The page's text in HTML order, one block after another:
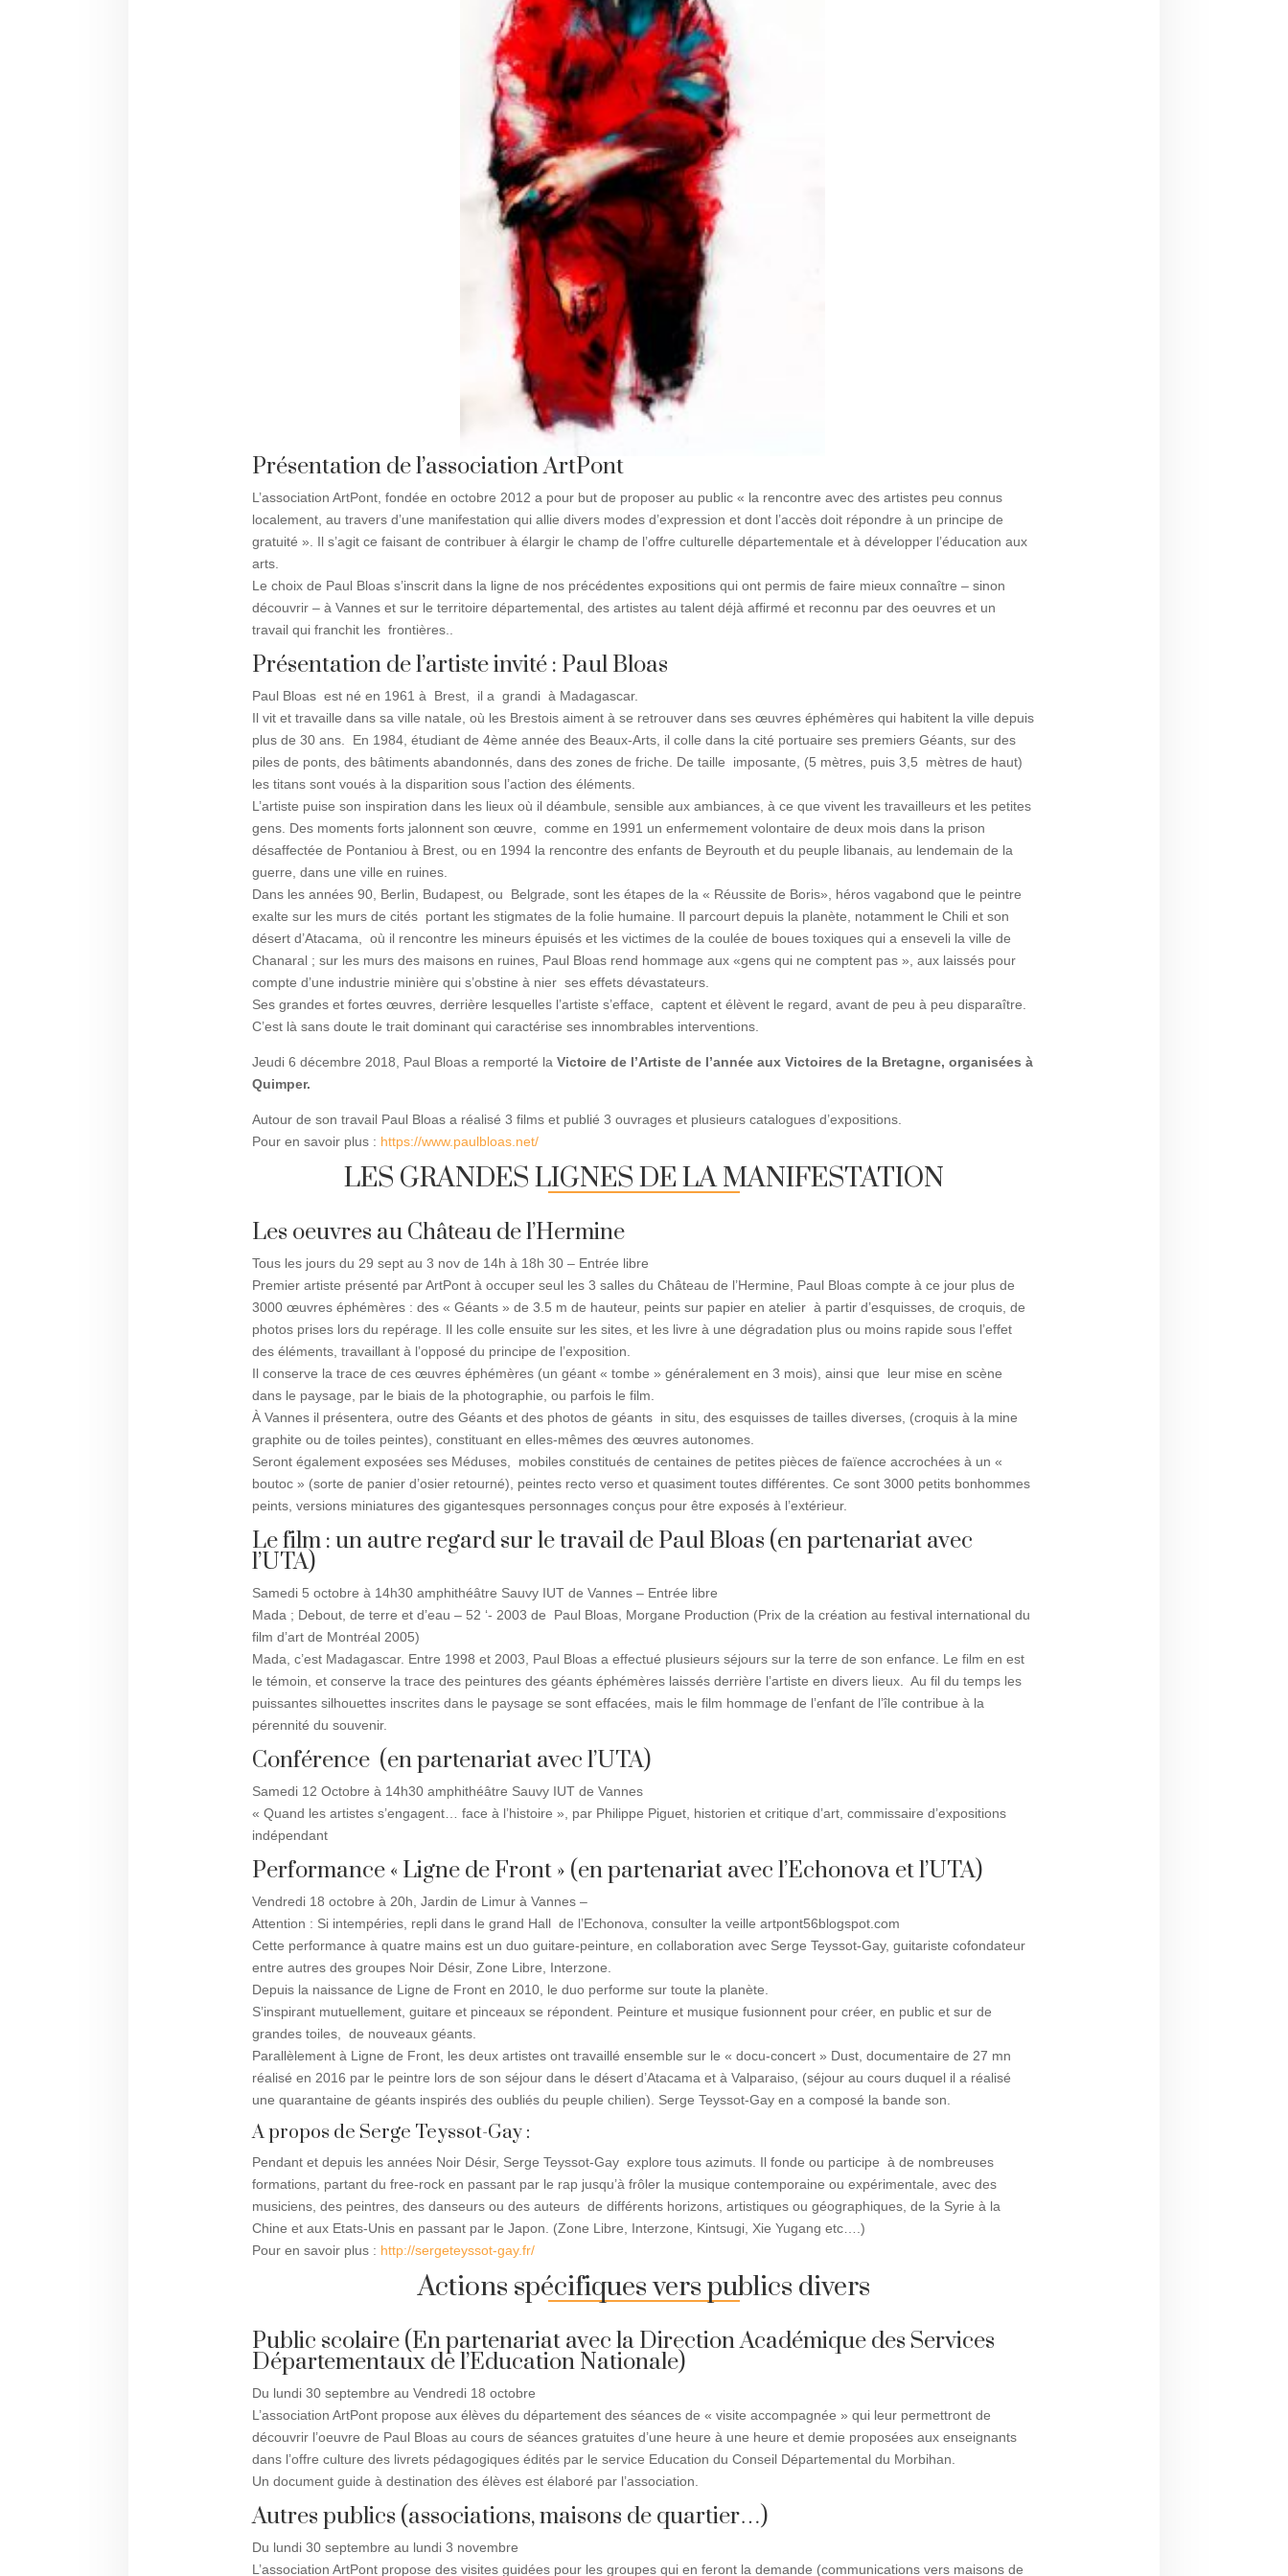
Présentation de l’association ArtPont
L’association ArtPont, fondée en octobre 2012 a pour but de proposer au public « la rencontre avec des artistes peu connus
localement, au travers d’une manifestation qui allie divers modes d’expression et dont l’accès doit répondre à un principe de
gratuité ». Il s’agit ce faisant de contribuer à élargir le champ de l’offre culturelle départementale et à développer l’éducation aux
arts.
Le choix de Paul Bloas s’inscrit dans la ligne de nos précédentes expositions qui ont permis de faire mieux connaître – sinon
découvrir – à Vannes et sur le territoire départemental, des artistes au talent déjà affirmé et reconnu par des oeuvres et un
travail qui franchit les frontières..
Présentation de l’artiste invité : Paul Bloas
Paul Bloas est né en 1961 à Brest, il a grandi à Madagascar.
Il vit et travaille dans sa ville natale, où les Brestois aiment à se retrouver dans ses œuvres éphémères qui habitent la ville depuis
plus de 30 ans. En 1984, étudiant de 4ème année des Beaux-Arts, il colle dans la cité portuaire ses premiers Géants, sur des
piles de ponts, des bâtiments abandonnés, dans des zones de friche. De taille imposante, (5 mètres, puis 3,5 mètres de haut)
les titans sont voués à la disparition sous l’action des éléments.
L’artiste puise son inspiration dans les lieux où il déambule, sensible aux ambiances, à ce que vivent les travailleurs et les petites
gens. Des moments forts jalonnent son œuvre, comme en 1991 un enfermement volontaire de deux mois dans la prison
désaffectée de Pontaniou à Brest, ou en 1994 la rencontre des enfants de Beyrouth et du peuple libanais, au lendemain de la
guerre, dans une ville en ruines.
Dans les années 90, Berlin, Budapest, ou Belgrade, sont les étapes de la « Réussite de Boris», héros vagabond que le peintre
exalte sur les murs de cités portant les stigmates de la folie humaine. Il parcourt depuis la planète, notamment le Chili et son
désert d’Atacama, où il rencontre les mineurs épuisés et les victimes de la coulée de boues toxiques qui a enseveli la ville de
Chanaral ; sur les murs des maisons en ruines, Paul Bloas rend hommage aux «gens qui ne comptent pas », aux laissés pour
compte d’une industrie minière qui s’obstine à nier ses effets dévastateurs.
Ses grandes et fortes œuvres, derrière lesquelles l’artiste s’efface, captent et élèvent le regard, avant de peu à peu disparaître.
C’est là sans doute le trait dominant qui caractérise ses innombrables interventions.
Jeudi 6 décembre 2018, Paul Bloas a remporté laVictoire de l’Artiste de l’année aux Victoires de la Bretagne, organisées à
Quimper.
Autour de son travail Paul Bloas a réalisé 3 films et publié 3 ouvrages et plusieurs catalogues d’expositions.
Pour en savoir plus : https://www.paulbloas.net/
LES GRANDES LIGNES DE LA MANIFESTATION
Les oeuvres au Château de l’Hermine
Tous les jours du 29 sept au 3 nov de 14h à 18h 30 – Entrée libre
Premier artiste présenté par ArtPont à occuper seul les 3 salles du Château de l’Hermine, Paul Bloas compte à ce jour plus de
3000 œuvres éphémères : des « Géants » de 3.5 m de hauteur, peints sur papier en atelier à partir d’esquisses, de croquis, de
photos prises lors du repérage. Il les colle ensuite sur les sites, et les livre à une dégradation plus ou moins rapide sous l’effet
des éléments, travaillant à l’opposé du principe de l’exposition.
Il conserve la trace de ces œuvres éphémères (un géant « tombe » généralement en 3 mois), ainsi que leur mise en scène
dans le paysage, par le biais de la photographie, ou parfois le film.
À Vannes il présentera, outre des Géants et des photos de géants in situ, des esquisses de tailles diverses, (croquis à la mine
graphite ou de toiles peintes), constituant en elles-mêmes des œuvres autonomes.
Seront également exposées ses Méduses, mobiles constitués de centaines de petites pièces de faïence accrochées à un «
boutoc » (sorte de panier d’osier retourné), peintes recto verso et quasiment toutes différentes. Ce sont 3000 petits bonhommes
peints, versions miniatures des gigantesques personnages conçus pour être exposés à l’extérieur.
Le film : un autre regard sur le travail de Paul Bloas (en partenariat avec
l’UTA)
Samedi 5 octobre à 14h30 amphithéâtre Sauvy IUT de Vannes – Entrée libre
Mada ; Debout, de terre et d’eau – 52 ‘- 2003 de Paul Bloas, Morgane Production (Prix de la création au festival international du
film d’art de Montréal 2005)
Mada, c’est Madagascar. Entre 1998 et 2003, Paul Bloas a effectué plusieurs séjours sur la terre de son enfance. Le film en est
le témoin, et conserve la trace des peintures des géants éphémères laissés derrière l’artiste en divers lieux. Au fil du temps les
puissantes silhouettes inscrites dans le paysage se sont effacées, mais le film hommage de l’enfant de l’île contribue à la
pérennité du souvenir.
Conférence (en partenariat avec l’UTA)
Samedi 12 Octobre à 14h30 amphithéâtre Sauvy IUT de Vannes
« Quand les artistes s’engagent… face à l’histoire », par Philippe Piguet, historien et critique d’art, commissaire d’expositions
indépendant
Performance « Ligne de Front » (en partenariat avec l’Echonova et l’UTA)
Vendredi 18 octobre à 20h, Jardin de Limur à Vannes –
Attention : Si intempéries, repli dans le grand Hall de l’Echonova, consulter la veille artpont56blogspot.com
Cette performance à quatre mains est un duo guitare-peinture, en collaboration avec Serge Teyssot-Gay, guitariste cofondateur
entre autres des groupes Noir Désir, Zone Libre, Interzone.
Depuis la naissance de Ligne de Front en 2010, le duo performe sur toute la planète.
S’inspirant mutuellement, guitare et pinceaux se répondent. Peinture et musique fusionnent pour créer, en public et sur de
grandes toiles, de nouveaux géants.
Parallèlement à Ligne de Front, les deux artistes ont travaillé ensemble sur le « docu-concert » Dust, documentaire de 27 mn
réalisé en 2016 par le peintre lors de son séjour dans le désert d’Atacama et à Valparaiso, (séjour au cours duquel il a réalisé
une quarantaine de géants inspirés des oubliés du peuple chilien). Serge Teyssot-Gay en a composé la bande son.
A propos de Serge Teyssot-Gay :
Pendant et depuis les années Noir Désir, Serge Teyssot-Gay explore tous azimuts. Il fonde ou participe à de nombreuses
formations, partant du free-rock en passant par le rap jusqu’à frôler la musique contemporaine ou expérimentale, avec des
musiciens, des peintres, des danseurs ou des auteurs de différents horizons, artistiques ou géographiques, de la Syrie à la
Chine et aux Etats-Unis en passant par le Japon. (Zone Libre, Interzone, Kintsugi, Xie Yugang etc….)
Pour en savoir plus : http://sergeteyssot-gay.fr/
Actions spécifiques vers publics divers
Public scolaire (En partenariat avec la Direction Académique des Services
Départementaux de l’Education Nationale)
Du lundi 30 septembre au Vendredi 18 octobre
L’association ArtPont propose aux élèves du département des séances de « visite accompagnée » qui leur permettront de
découvrir l’oeuvre de Paul Bloas au cours de séances gratuites d’une heure à une heure et demie proposées aux enseignants
dans l’offre culture des livrets pédagogiques édités par le service Education du Conseil Départemental du Morbihan.
Un document guide à destination des élèves est élaboré par l’association.
Autres publics (associations, maisons de quartier…)
Du lundi 30 septembre au lundi 3 novembre
L’association ArtPont propose des visites guidées pour les groupes qui en feront la demande (communications vers maisons de